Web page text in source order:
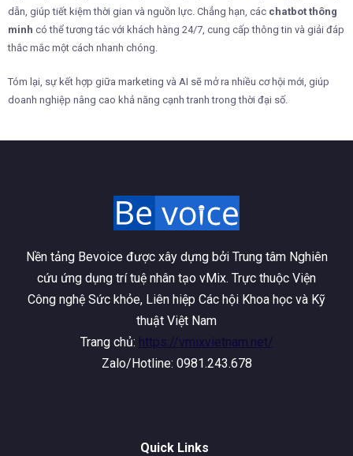
dẫn, giúp tiết kiệm thời gian và nguồn lực. Chẳng hạn, các chatbot thông
minh có thể tương tác với khách hàng 24/7, cung cấp thông tin và giải đáp
thắc mắc một cách nhanh chóng.
Tóm lại, sự kết hợp giữa marketing và AI sẽ mở ra nhiều cơ hội mới, giúp
doanh nghiệp nâng cao khả năng cạnh tranh trong thời đại số.
Nền tảng Bevoice được xây dựng bởi Trung tâm Nghiên
cứu ứng dụng trí tuệ nhân tạo vMix. Trực thuộc Viện
Công nghệ Sức khỏe, Liên hiệp Các hội Khoa học và Kỹ
thuật Việt Nam
Trang chủ:
Zalo/Hotline: 0981.243.678
Quick Links